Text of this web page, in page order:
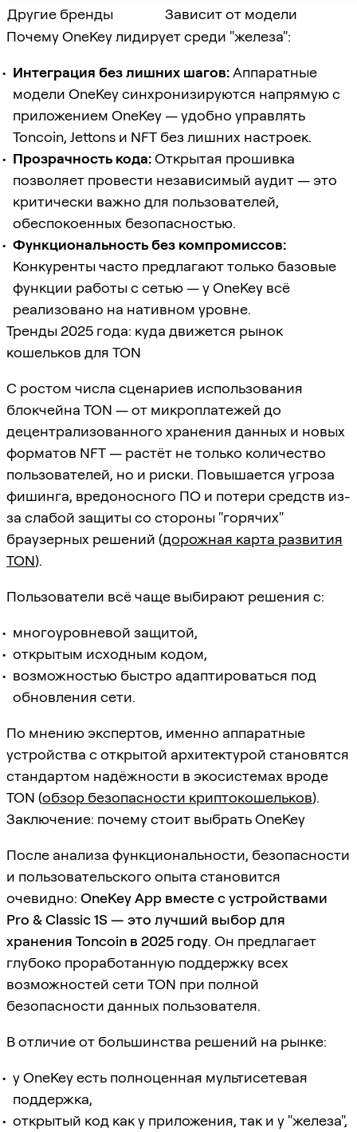
Другие бренды
Зависит от модели
Почему OneKey лидирует среди "железа":
Интеграция без лишних шагов:Аппаратные
модели OneKey синхронизируются напрямую с
приложением OneKey — удобно управлять
Toncoin, Jettons и NFT без лишних настроек.
Прозрачность кода:Открытая прошивка
позволяет провести независимый аудит — это
критически важно для пользователей,
обеспокоенных безопасностью.
Функциональность без компромиссов:
Конкуренты часто предлагают только базовые
функции работы с сетью — у OneKey всё
реализовано на нативном уровне.
Тренды 2025 года: куда движется рынок
кошельков для TON
С ростом числа сценариев использования
блокчейна TON — от микроплатежей до
децентрализованного хранения данных и новых
форматов NFT — растёт не только количество
пользователей, но и риски. Повышается угроза
фишинга, вредоносного ПО и потери средств из-
за слабой защиты со стороны "горячих"
браузерных решений (дорожная карта развития
TON).
Пользователи всё чаще выбирают решения с:
многоуровневой защитой,
открытым исходным кодом,
возможностью быстро адаптироваться под
обновления сети.
По мнению экспертов, именно аппаратные
устройства с открытой архитектурой становятся
стандартом надёжности в экосистемах вроде
TON (обзор безопасности криптокошельков).
Заключение: почему стоит выбрать OneKey
После анализа функциональности, безопасности
и пользовательского опыта становится
очевидно: OneKey App вместе с устройствами
Pro & Classic 1S — это лучший выбор для
хранения Toncoin в 2025 году. Он предлагает
глубоко проработанную поддержку всех
возможностей сети TON при полной
безопасности данных пользователя.
В отличие от большинства решений на рынке:
у OneKey есть полноценная мультисетевая
поддержка,
открытый код как у приложения, так и у "железа",